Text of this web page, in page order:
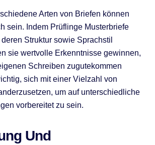
Arten von Briefen können
sein. Indem Prüflinge Musterbriefe
Struktur sowie Sprachstil
sie wertvolle Erkenntnisse gewinnen,
Schreiben zugutekommen
sich mit einer Vielzahl von
um auf unterschiedliche
vorbereitet zu sein.
Und